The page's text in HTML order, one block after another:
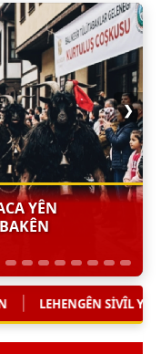
YÊN
❯
UNUTMACA YÊN